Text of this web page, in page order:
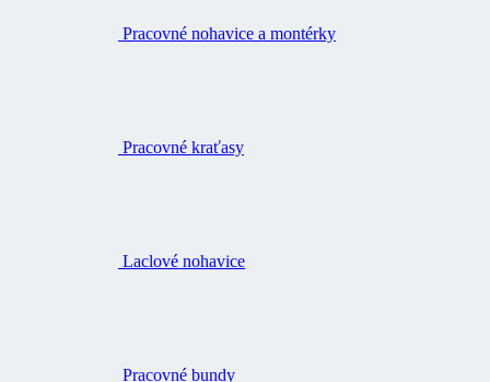
Pracovné nohavice a montérky
Pracovné kraťasy
Laclové nohavice
Pracovné bundy